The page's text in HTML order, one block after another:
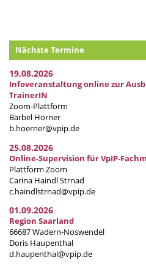
Nächste Termine
19.08.2026
Infoveranstaltung online zur
TrainerIN
Zoom-Plattform
Bärbel Hörner
b.hoerner@vpip.de
25.08.2026
Online-Supervision für VpIP-
Plattform Zoom
Carina Haindl Strnad
c.haindlstrnad@vpip.de
01.09.2026
Region Saarland
66687 Wadern-Noswendel
Doris Haupenthal
d.haupenthal@vpip.de